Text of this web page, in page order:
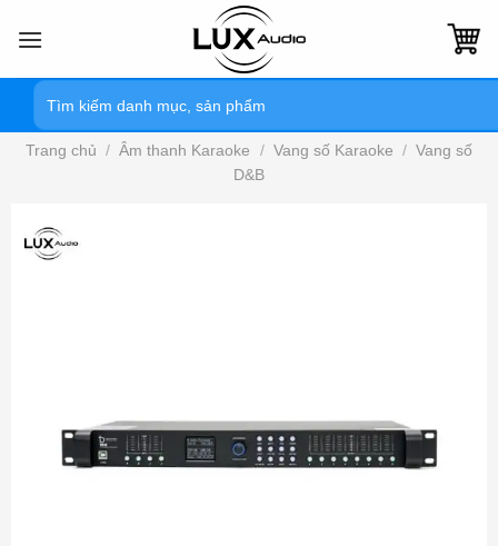
qua
Tìm
kiếm:
Trang chủ / Âm thanh Karaoke / Vang số Karaoke / Vang số
D&B